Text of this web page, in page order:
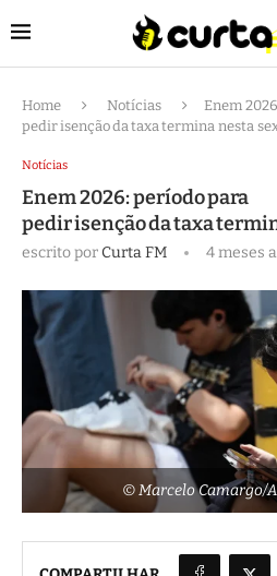
Home Notícias
Enem
pedir isenção da taxa termina nesta
Notícias
Enem 2026: período para
pedir isenção da taxa
escrito porCurta FM 4 meses
© Marcelo Camargo/